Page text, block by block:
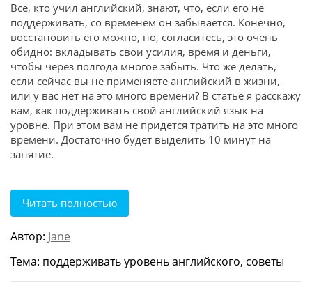
Все, кто учил английский, знают, что, если его не
поддерживать, со временем он забывается. Конечно,
восстановить его можно, но, согласитесь, это очень
обидно: вкладывать свои усилия, время и деньги,
чтобы через полгода многое забыть. Что же делать,
если сейчас вы не применяете английский в жизни,
или у вас нет на это много времени? В статье я расскажу
вам, как поддерживать свой английский язык на
уровне. При этом вам не придется тратить на это много
времени. Достаточно будет выделить 10 минут на
занятие.
Читать полностью
Автор: Jane
Тема: поддерживать уровень английского, советы